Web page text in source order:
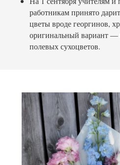
работникам принято
цветы вроде георгинов,
оригинальный вариант —
полевых сухоцветов.